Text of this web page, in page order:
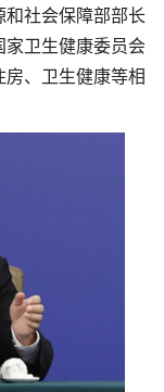
社会保障部部长
卫生健康委员会
、卫生健康等相